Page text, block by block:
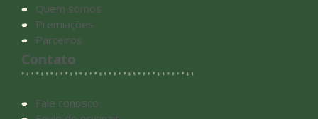
Quem somos
Premiações
Parceiros
Contato
Fale conosco